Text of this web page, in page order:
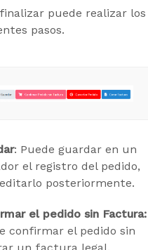
puede realizar los
pasos.
: Puede guardar en un
el registro del pedido,
posteriormente.
el pedido sin Factura:
confirmar el pedido sin